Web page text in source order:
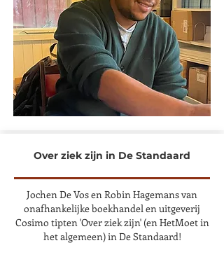
Over ziek zijn in De Standaard
Jochen De Vos en Robin Hagemans van
onafhankelijke boekhandel en uitgeverij
Cosimo tipten 'Over ziek zijn' (en HetMoet in
het algemeen) in De Standaard!